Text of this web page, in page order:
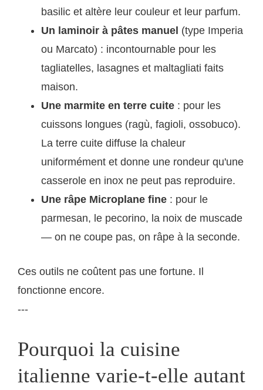
basilic et altère leur couleur et leur parfum.
Un laminoir à pâtes manuel (type Imperia
ou Marcato) : incontournable pour les
tagliatelles, lasagnes et maltagliati faits
maison.
Une marmite en terre cuite : pour les
cuissons longues (ragù, fagioli, ossobuco).
La terre cuite diffuse la chaleur
uniformément et donne une rondeur qu'une
casserole en inox ne peut pas reproduire.
Une râpe Microplane fine : pour le
parmesan, le pecorino, la noix de muscade
— on ne coupe pas, on râpe à la seconde.
Ces outils ne coûtent pas une fortune. Il
fonctionne encore.
---
Pourquoi la cuisine
italienne varie-t-elle autant